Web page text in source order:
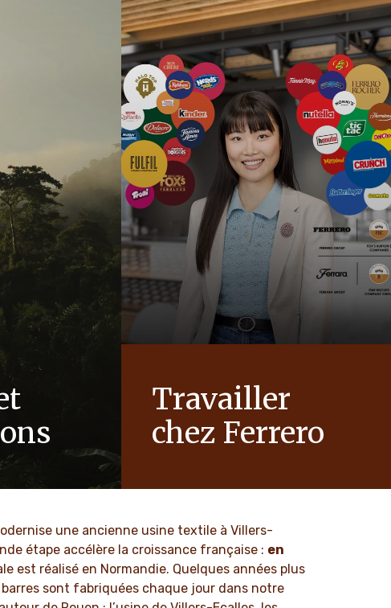
des
l'intégrité
Travailler
chez Ferrero
EN SAVOIR PLUS
une ancienne usine textile à Villers-
étape accélère la croissance française : en
est réalisé en Normandie. Quelques années plus
sont fabriquées chaque jour dans notre